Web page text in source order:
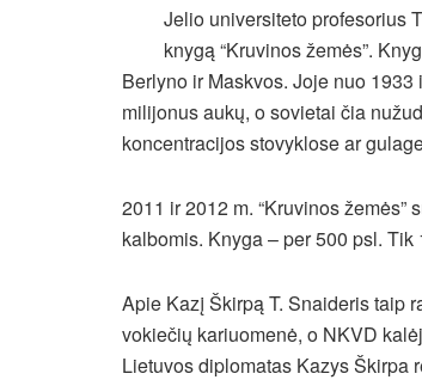
Jelio universiteto profesorius
knygą “Kruvinos žemės”.
Berlyno ir Maskvos. Joje nuo
milijonus aukų, o sovietai čia
koncentracijos stovyklose ar
2011 ir 2012 m. “Kruvinos
kalbomis. Knyga – per 500 psl.
Apie Kazį Škirpą T. Snaideris taip
vokiečių kariuomenė, o NKVD
Lietuvos diplomatas Kazys Škirpa